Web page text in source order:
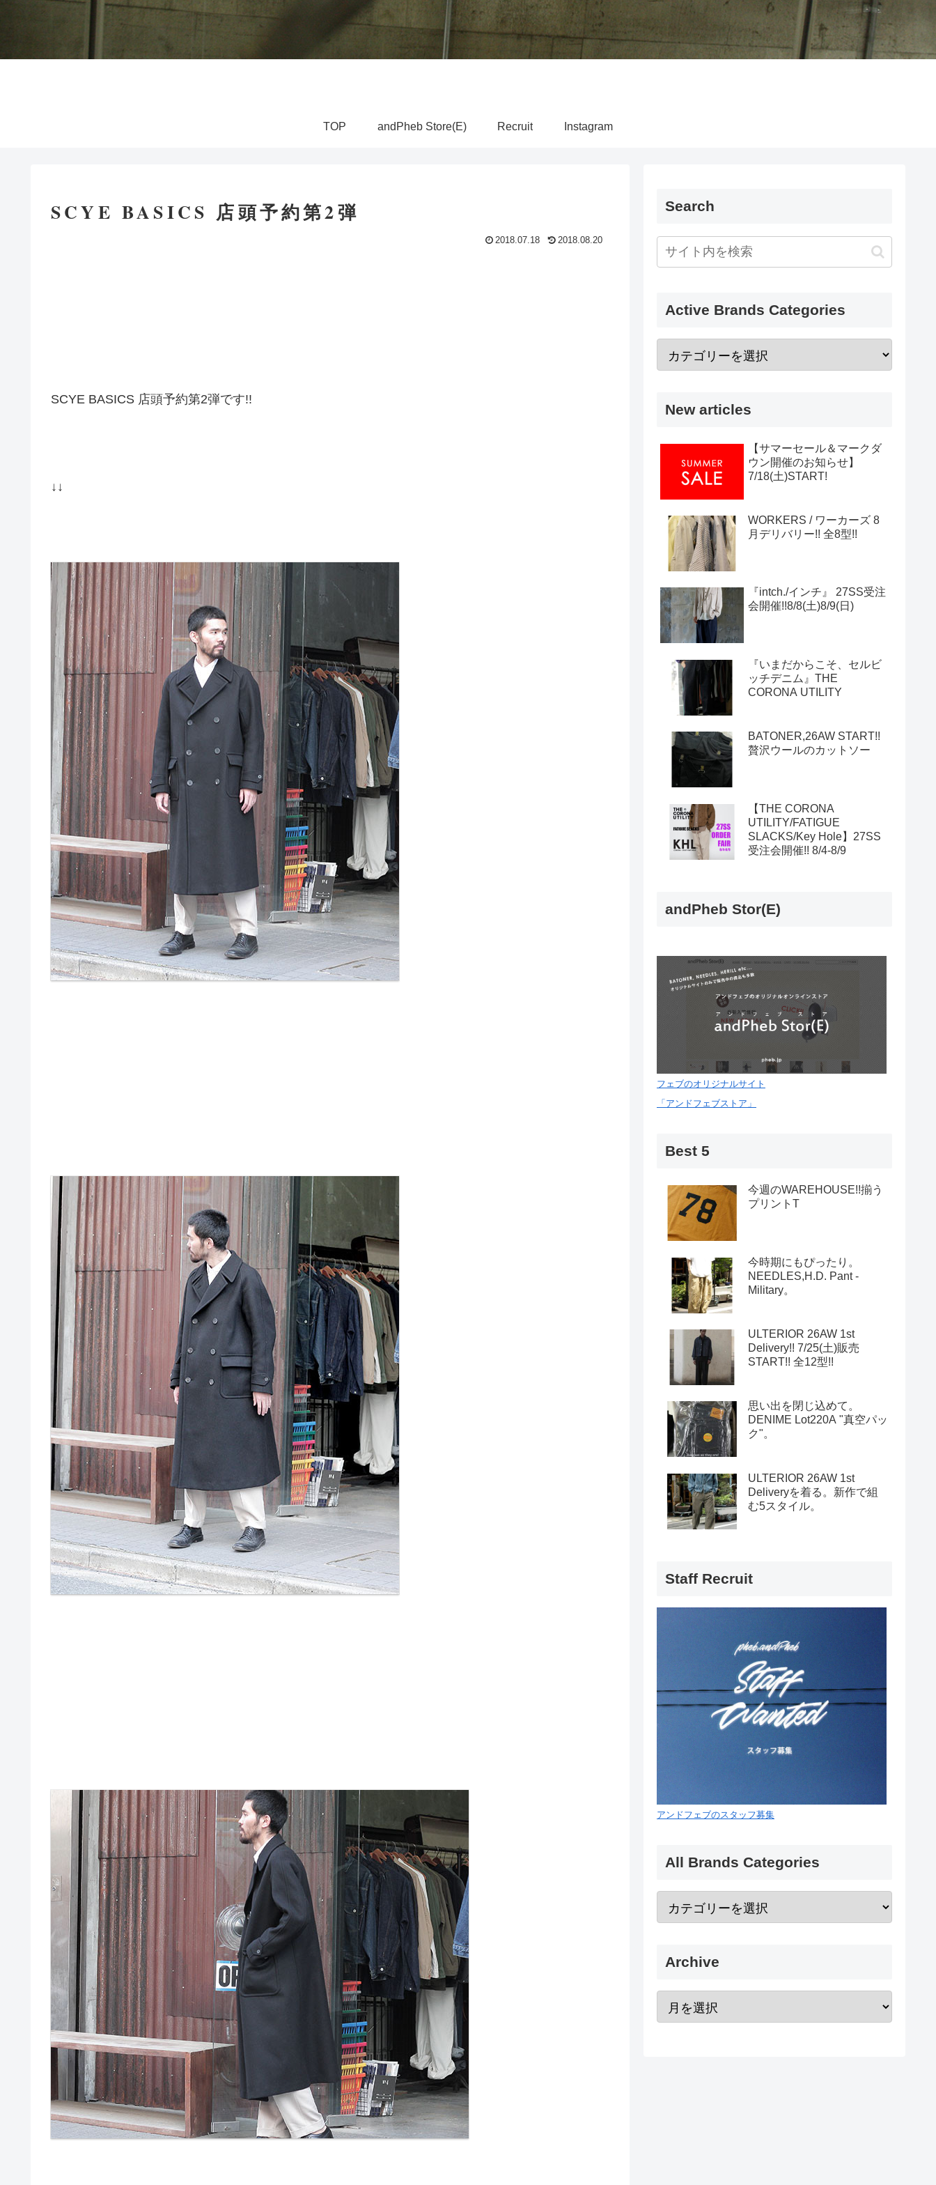
TOP andPheb Store(E) Recruit Instagram
SCYE BASICS 店頭予約第2弾
2018.07.18 2018.08.20
SCYE BASICS 店頭予約第2弾です!!
↓↓
Search
Active Brands Categories
New articles
【サマーセール＆マークダ
ウン開催のお知らせ】
7/18(土)START!
WORKERS / ワーカーズ 8
月デリバリー!! 全8型!!
『intch./インチ』 27SS受注
会開催!!8/8(土)8/9(日)
『いまだからこそ、セルビ
ッチデニム』THE
CORONA UTILITY
BATONER,26AW START!!
贅沢ウールのカットソー
【THE CORONA
UTILITY/FATIGUE
SLACKS/Key Hole】27SS
受注会開催!! 8/4-8/9
andPheb Stor(E)
フェブのオリジナルサイト
「アンドフェブストア」
Best 5
今週のWAREHOUSE!!揃う
プリントT
今時期にもぴったり。
NEEDLES,H.D. Pant -
Military。
ULTERIOR 26AW 1st
Delivery!! 7/25(土)販売
START!! 全12型!!
思い出を閉じ込めて。
DENIME Lot220A "真空パッ
ク"。
ULTERIOR 26AW 1st
Deliveryを着る。新作で組
む5スタイル。
Staff Recruit
アンドフェブのスタッフ募集
All Brands Categories
Archive